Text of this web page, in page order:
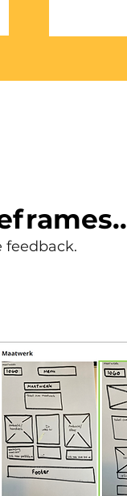
feedback.